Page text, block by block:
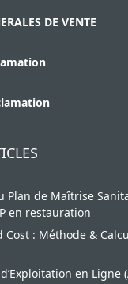
DE VENTE
Plan de Maîtrise
en restauration
Cost : Méthode &
en Ligne